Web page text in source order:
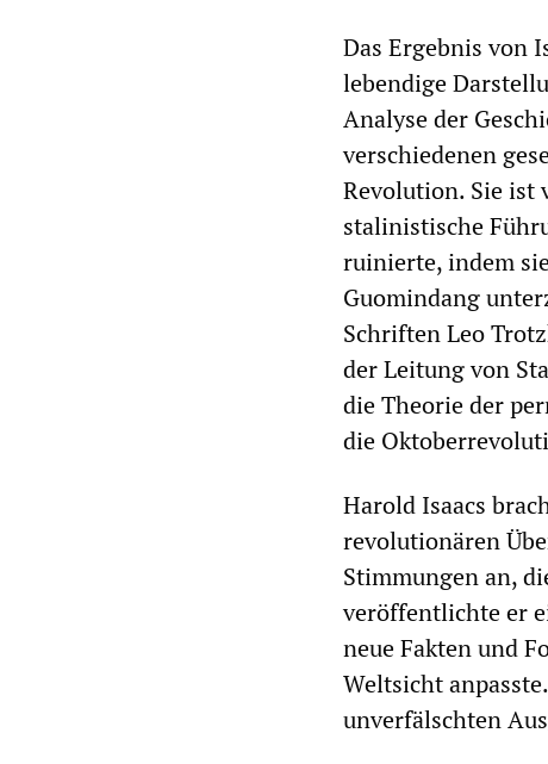
Das Ergebnis von
lebendige
Analyse der
verschiedenen
Revolution. Sie ist
stalinistische
ruinierte, indem
Guomindang
Schriften Leo
der Leitung von
die Theorie der
die
Harold Isaacs
revolutionären
Stimmungen an,
veröffentlichte er
neue Fakten und
Weltsicht
unverfälschten